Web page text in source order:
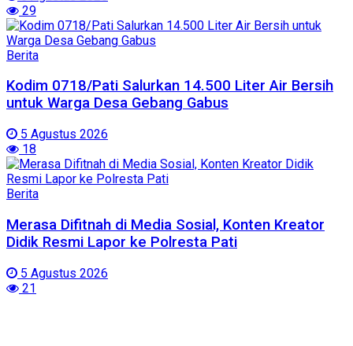
29
Berita
Kodim 0718/Pati Salurkan 14.500 Liter Air Bersih
untuk Warga Desa Gebang Gabus
5 Agustus 2026
18
Berita
Merasa Difitnah di Media Sosial, Konten Kreator
Didik Resmi Lapor ke Polresta Pati
5 Agustus 2026
21